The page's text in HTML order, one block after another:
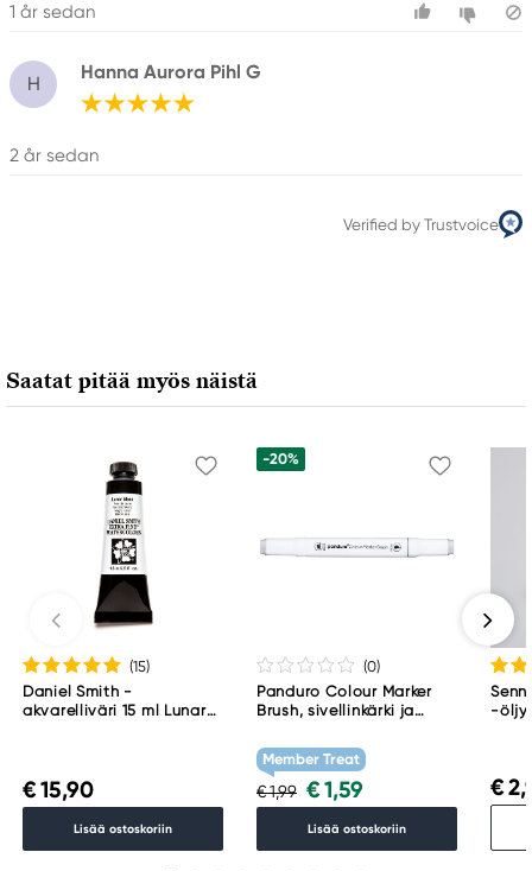
1 år sedan
H
Hanna Aurora Pihl G
2 år sedan
Verified by Trustvoice
Saatat pitää myös näistä
(15)
Daniel Smith -
akvarelliväri 15 ml Lunar
€ 15,90
Lisää ostoskoriin
-20%
(0)
Panduro Colour Marker
Brush, sivellinkärki ja
WG1
Member Treat
€ 1,99 € 1,59
Lisää ostoskoriin
-
€